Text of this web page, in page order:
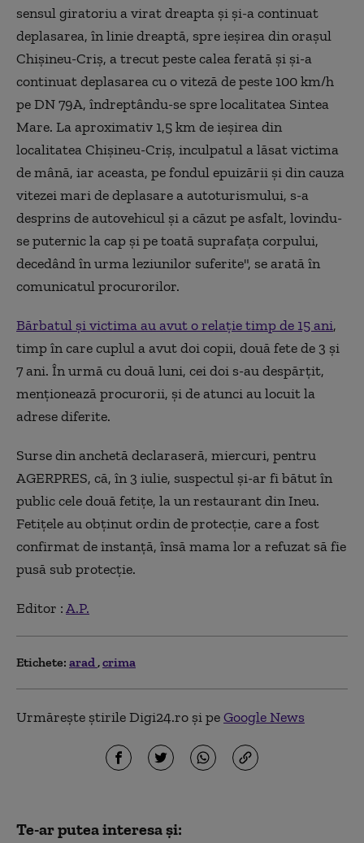
sensul giratoriu a virat dreapta şi şi-a continuat
deplasarea, în linie dreaptă, spre ieşirea din oraşul
Chişineu-Criş, a trecut peste calea ferată şi şi-a
continuat deplasarea cu o viteză de peste 100 km/h
pe DN 79A, îndreptându-se spre localitatea Sintea
Mare. La aproximativ 1,5 km de ieşirea din
localitatea Chişineu-Criş, inculpatul a lăsat victima
de mână, iar aceasta, pe fondul epuizării şi din cauza
vitezei mari de deplasare a autoturismului, s-a
desprins de autovehicul şi a căzut pe asfalt, lovindu-
se puternic la cap şi pe toată suprafaţa corpului,
decedând în urma leziunilor suferite", se arată în
comunicatul procurorilor.
Bărbatul şi victima au avut o relaţie timp de 15 ani,
timp în care cuplul a avut doi copii, două fete de 3 şi
7 ani. În urmă cu două luni, cei doi s-au despărţit,
menţionează procurorii, şi de atunci au locuit la
adrese diferite.
Surse din anchetă declaraseră, miercuri, pentru
AGERPRES, că, în 3 iulie, suspectul şi-ar fi bătut în
public cele două fetiţe, la un restaurant din Ineu.
Fetiţele au obţinut ordin de protecţie, care a fost
confirmat de instanţă, însă mama lor a refuzat să fie
pusă sub protecţie.
Editor :A.P.
Etichete: arad crima
Urmărește știrile Digi24.ro și peGoogle News
Te-ar putea interesa și: